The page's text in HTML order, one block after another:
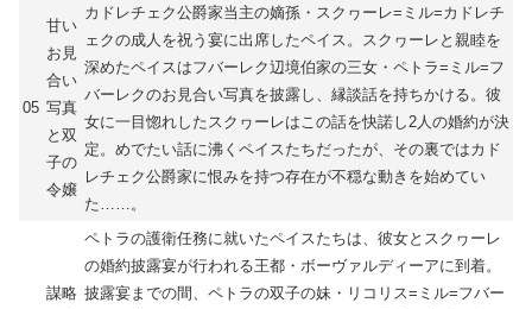
05
甘い
お見
合い
写真
と双
子の
令嬢
カドレチェク公爵家当主の嫡孫・スクヮーレ=ミル=カドレチ
ェクの成人を祝う宴に出席したペイス。スクヮーレと親睦を
深めたペイスはフバーレク辺境伯家の三女・ペトラ=ミル=フ
バーレクのお見合い写真を披露し、縁談話を持ちかける。彼
女に一目惚れしたスクヮーレはこの話を快諾し2人の婚約が決
定。めでたい話に沸くペイスたちだったが、その裏ではカド
レチェク公爵家に恨みを持つ存在が不穏な動きを始めてい
た……。
謀略
ペトラの護衛任務に就いたペイスたちは、彼女とスクヮーレ
の婚約披露宴が行われる王都・ボーヴァルディーアに到着。
披露宴までの間、ペトラの双子の妹・リコリス=ミル=フバー